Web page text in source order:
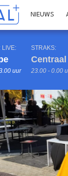
NIEUWS
LIVE:
uur
STRAKS:
23.00 - 0.00